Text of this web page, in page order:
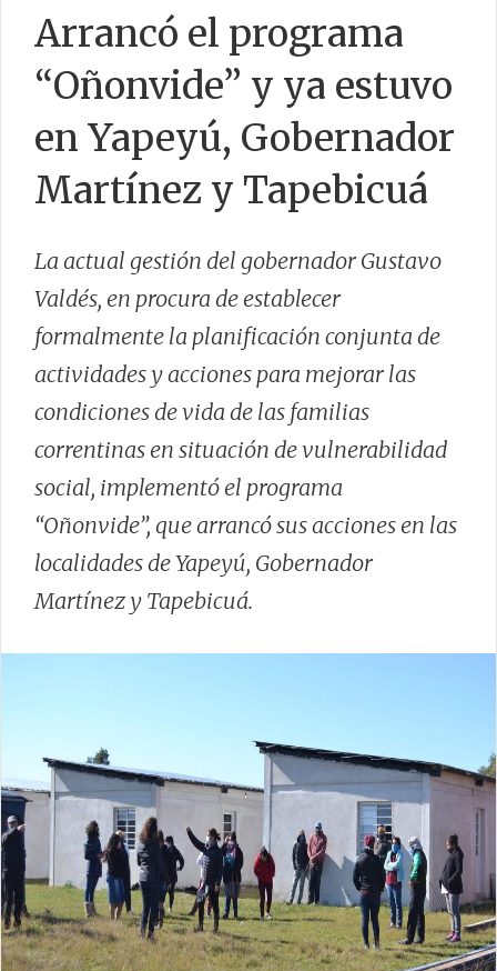
Arrancó el programa
“Oñonvide” y ya estuvo
en Yapeyú, Gobernador
Martínez y Tapebicuá
La actual gestión del gobernador Gustavo
Valdés, en procura de establecer
formalmente la planificación conjunta de
actividades y acciones para mejorar las
condiciones de vida de las familias
correntinas en situación de vulnerabilidad
social, implementó el programa
“Oñonvide”, que arrancó sus acciones en las
localidades de Yapeyú, Gobernador
Martínez y Tapebicuá.